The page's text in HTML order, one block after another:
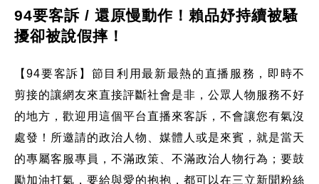
94要客訴 / 還原慢動作！賴品妤持續被騷
擾卻被說假摔！
【94要客訴】節目利用最新最熱的直播服務，即時不
剪接的讓網友來直接評斷社會是非，公眾人物服務不好
的地方，歡迎用這個平台直播來客訴，不會讓您有氣沒
處發！所邀請的政治人物、媒體人或是來賓，就是當天
的專屬客服專員，不滿政策、不滿政治人物行為；要鼓
勵加油打氣，要給與愛的抱抱，都可以在三立新聞粉絲